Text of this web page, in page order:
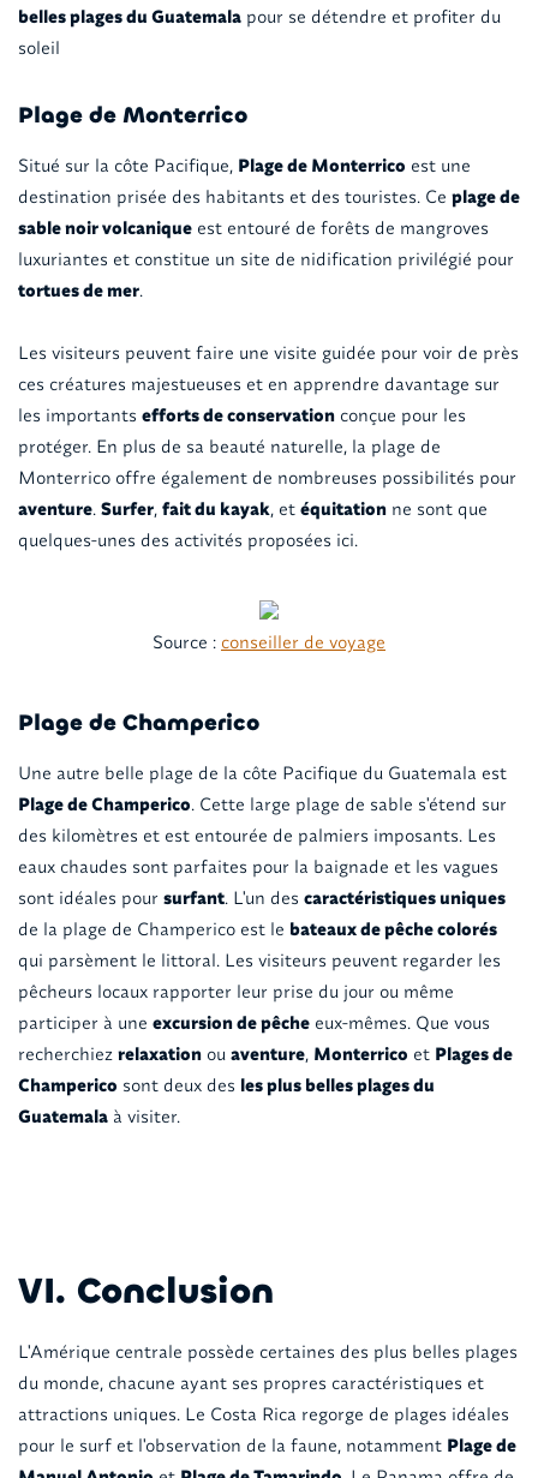
belles plages du Guatemalapour se détendre et profiter du
soleil
Plage de Monterrico
Situé sur la côte Pacifique, Plage de Monterrico est une
destination prisée des habitants et des touristes. Ce plage de
sable noir volcaniqueest entouré de forêts de mangroves
luxuriantes et constitue un site de nidification privilégié pour
tortues de mer.
Les visiteurs peuvent faire une visite guidée pour voir de près
ces créatures majestueuses et en apprendre davantage sur
les importants efforts de conservationconçue pour les
protéger. En plus de sa beauté naturelle, la plage de
Monterrico offre également de nombreuses possibilités pour
aventure. Surfer, fait du kayak, et équitationne sont que
quelques-unes des activités proposées ici.
Source : conseiller de voyage
Plage de Champerico
Une autre belle plage de la côte Pacifique du Guatemala est
Plage de Champerico. Cette large plage de sable s'étend sur
des kilomètres et est entourée de palmiers imposants. Les
eaux chaudes sont parfaites pour la baignade et les vagues
sont idéales pour surfant. L'un des caractéristiques uniques
de la plage de Champerico est le bateaux de pêche colorés
qui parsèment le littoral. Les visiteurs peuvent regarder les
pêcheurs locaux rapporter leur prise du jour ou même
participer à une excursion de pêcheeux-mêmes. Que vous
recherchiez relaxationou aventure, Monterrico et Plages de
Champerico sont deux des les plus belles plages du
Guatemalaà visiter.
VI. Conclusion
L'Amérique centrale possède certaines des plus belles plages
du monde, chacune ayant ses propres caractéristiques et
attractions uniques. Le Costa Rica regorge de plages idéales
pour le surf et l'observation de la faune, notamment Plage de